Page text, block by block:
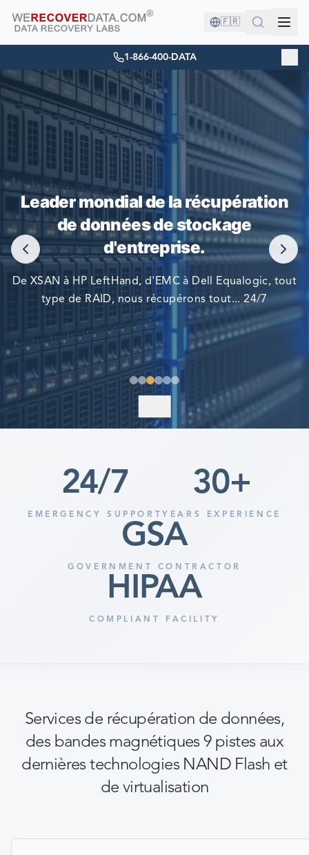
🇫🇷
1-866-400-DATA
VOUS ÊTES EN BONNE COMPAGNIE !
LES PLUS GRANDES ENTREPRISES DU MONDE NOUS
FONT CONFIANCE POUR RÉCUPÉRER LEURS DONNÉES
Leader mondial de la récupération
de données de stockage
d'entreprise.
De XSAN à HP LeftHand, d'EMC à Dell Equalogic, tout
type de RAID, nous récupérons tout... 24/7
24/7
EMERGENCY SUPPORT
30+
YEARS EXPERIENCE
GSA
GOVERNMENT CONTRACTOR
HIPAA
COMPLIANT FACILITY
Services de récupération de données,
des bandes magnétiques 9 pistes aux
dernières technologies NAND Flash et
de virtualisation